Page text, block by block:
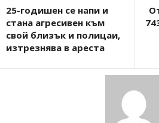
25-годишен се напи и
стана агресивен към
свой близък и полицаи,
изтрезнява в ареста